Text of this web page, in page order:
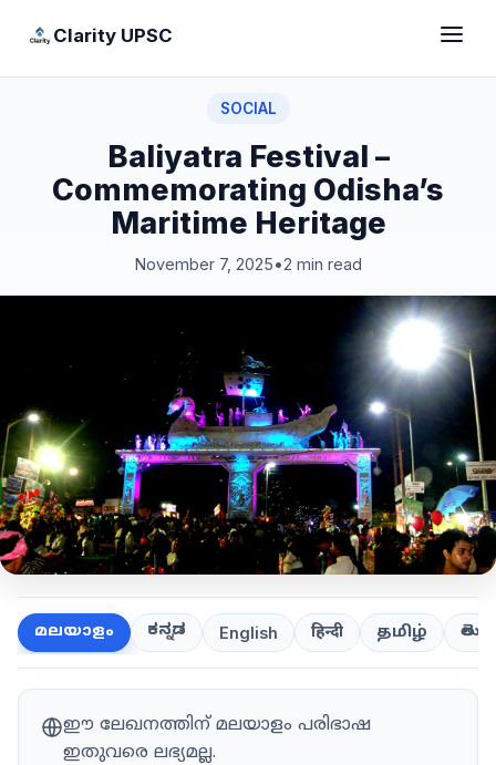
Clarity UPSC
SOCIAL
Baliyatra Festival –
Commemorating Odisha’s
Maritime Heritage
November 7, 2025•2 min read
മലയാളം ಕನ್ನಡ English हिन्दी தமிழ்
ഈ ലേഖനത്തിന് മലയാളം പരിഭാഷ
ഇതുവരെ ലഭ്യമല്ല.